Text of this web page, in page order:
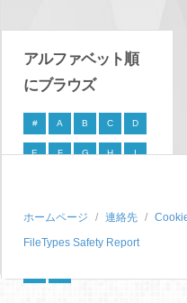
アルファベット順
にブラウズ
# A B C D
E F G H I
P Q R S
T U V W X
ホームページ 連絡先
FileTypes Safety Report